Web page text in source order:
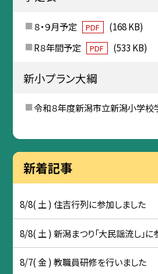
８・９月予定 PDF
(168 KB)
R８年間予定
PDF (533 KB)
新小プラン大綱
令和８年度新潟市立新潟小学校
新着記事
8/8( 土 ) 住吉行列に参加しました
8/8( 土 ) 新潟まつり「大民謡流し」に
8/7( 金 ) 教職員研修を行いました